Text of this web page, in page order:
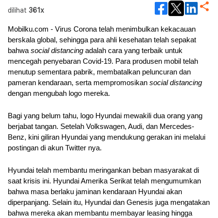
dilihat 361x
Mobilku.com - Virus Corona telah menimbulkan kekacauan
berskala global, sehingga para ahli kesehatan telah sepakat
bahwa social distancing adalah cara yang terbaik untuk
mencegah penyebaran Covid-19. Para produsen mobil telah
menutup sementara pabrik, membatalkan peluncuran dan
pameran kendaraan, serta mempromosikan social distancing
dengan mengubah logo mereka.
Bagi yang belum tahu, logo Hyundai mewakili dua orang yang
berjabat tangan. Setelah Volkswagen, Audi, dan Mercedes-
Benz, kini giliran Hyundai yang mendukung gerakan ini melalui
postingan di akun Twitter nya.
Hyundai telah membantu meringankan beban masyarakat di
saat krisis ini. Hyundai Amerika Serikat telah mengumumkan
bahwa masa berlaku jaminan kendaraan Hyundai akan
diperpanjang. Selain itu, Hyundai dan Genesis juga mengatakan
bahwa mereka akan membantu membayar leasing hingga